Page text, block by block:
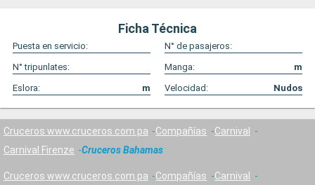
Ficha Técnica
Puesta en servicio:
N° de pasajeros:
N° tripunlates:
Manga:
m
Eslora:
m Velocidad: Nudos
Cruceros www.cruceros.com.pa Compañías
Carnival
Carnival Firenze
Cruceros Bahamas
Cruceros www.cruceros.com.pa Compañías
Carnival